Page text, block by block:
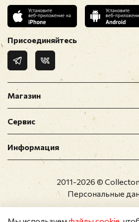
Магазин
Сервис
Информация
Присоединяйтесь
2011-2026 ©
Персональные